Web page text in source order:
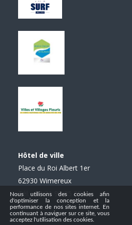
Hôtel de ville
Place du Roi Albert 1er
62930 Wimereux
Tél. : 03 21 99 85 85
Nous utilisons des cookies afin
d'optimiser la conception et la
performance de nos sites internet. En
continuant à naviguer sur ce site, vous
acceptez l'utilisation des cookies.